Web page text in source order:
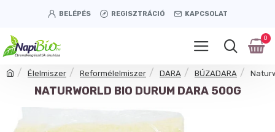
BELÉPÉS REGISZTRÁCIÓ KAPCSOLAT
0
Élelmiszer Reformélelmiszer DARA BÚZADARA
NATURWORLD BIO DURUM DARA 500G